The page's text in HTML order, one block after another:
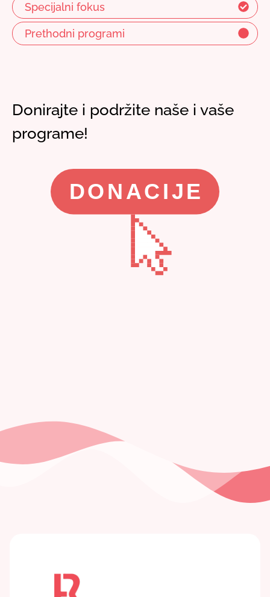
Specijalni fokus
Prethodni programi
Donirajte i podržite naše i vaše
programe!